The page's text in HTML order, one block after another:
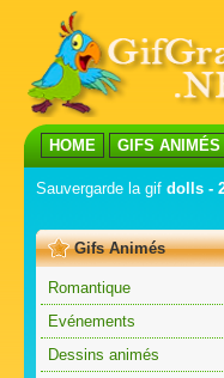
HOME GIFS ANIMÉS
Sauvergarde la gif dolls -
Gifs Animés
Romantique
Evénements
Dessins animés